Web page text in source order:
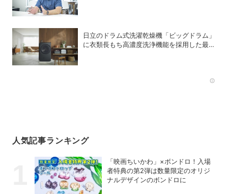
日立のドラム式洗濯乾燥機「ビッグドラム」
に衣類長もち高濃度洗浄機能を採用した最新
人気記事ランキング
「映画ちいかわ」×ボンドロ！入場
者特典の第2弾は数量限定のオリジ
ナルデザインのボンドロに